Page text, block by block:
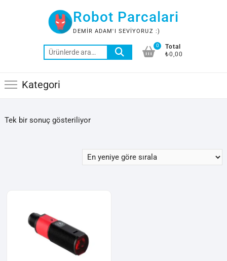
Robot Parcalari
DEMIR ADAM'I SEVIYORUZ :)
Ara:
0
Total
₺0,00
Kategori
Tek bir sonuç gösteriliyor